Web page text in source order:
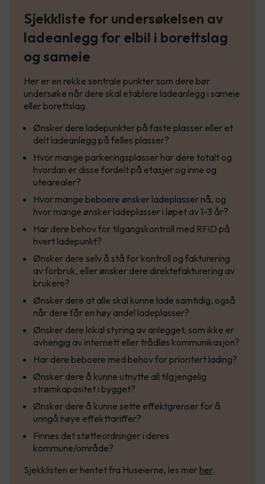
Sjekkliste for undersøkelsen av
ladeanlegg for elbil i borettslag
og sameie
Her er en rekke sentrale punkter som dere bør
undersøke når dere skal etablere ladeanlegg i sameie
eller borettslag.
Ønsker dere ladepunkter på faste plasser eller et
delt ladeanlegg på felles plasser?
Hvor mange parkeringsplasser har dere totalt og
hvordan er disse fordelt på etasjer og inne og
utearealer?
Hvor mange beboere ønsker ladeplasser nå, og
hvor mange ønsker ladeplasser i løpet av 1-3 år?
Har dere behov for tilgangskontroll med RFID på
hvert ladepunkt?
Ønsker dere selv å stå for kontroll og fakturering
av forbruk, eller ønsker dere direktefakturering av
brukere?
Ønsker dere at alle skal kunne lade samtidig, også
når dere får en høy andel ladeplasser?
Ønsker dere lokal styring av anlegget, som ikke er
avhengig av internett eller trådløs kommunikasjon?
Har dere beboere med behov for prioritert lading?
Ønsker dere å kunne utnytte all tilgjengelig
strømkapasitet i bygget?
Ønsker dere å kunne sette effektgrenser for å
unngå høye effekttariffer?
Finnes det støtteordninger i deres
kommune/område?
Sjekklisten er hentet fra Huseierne, les mer her.